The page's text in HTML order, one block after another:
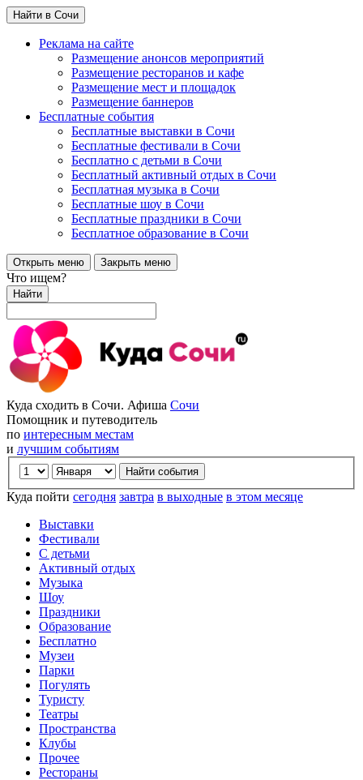
Найти в Сочи
Реклама на сайте
Размещение анонсов мероприятий
Размещение ресторанов и кафе
Размещение мест и площадок
Размещение баннеров
Бесплатные события
Бесплатные выставки в Сочи
Бесплатные фестивали в Сочи
Бесплатно с детьми в Сочи
Бесплатный активный отдых в Сочи
Бесплатная музыка в Сочи
Бесплатные шоу в Сочи
Бесплатные праздники в Сочи
Бесплатное образование в Сочи
Открыть меню Закрыть меню
Что ищем?
Найти
Куда сходить в Сочи. Афиша Сочи
Помощник и путеводитель
по интересным местам
и лучшим событиям
Куда пойти сегодня завтра в выходные в этом месяце
Выставки
Фестивали
С детьми
Активный отдых
Музыка
Шоу
Праздники
Образование
Бесплатно
Музеи
Парки
Погулять
Туристу
Театры
Пространства
Клубы
Прочее
Рестораны